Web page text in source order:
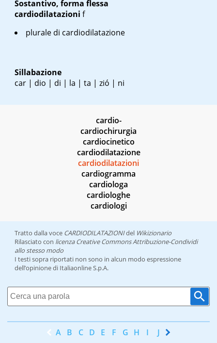
Sostantivo, forma flessa
cardiodilatazioni f
plurale di cardiodilatazione
Sillabazione
car | dio | di | la | ta | zió | ni
cardio-
cardiochirurgia
cardiocinetico
cardiodilatazione
cardiodilatazioni
cardiogramma
cardiologa
cardiologhe
cardiologi
Tratto dalla voce CARDIODILATAZIONIdel Wikizionario
Rilasciato con licenza Creative Commons Attribuzione-Condividi
allo stesso modo
I testi sopra riportati non sono in alcun modo espressione
dell’opinione di Italiaonline S.p.A.
A B C D E F G H I J K